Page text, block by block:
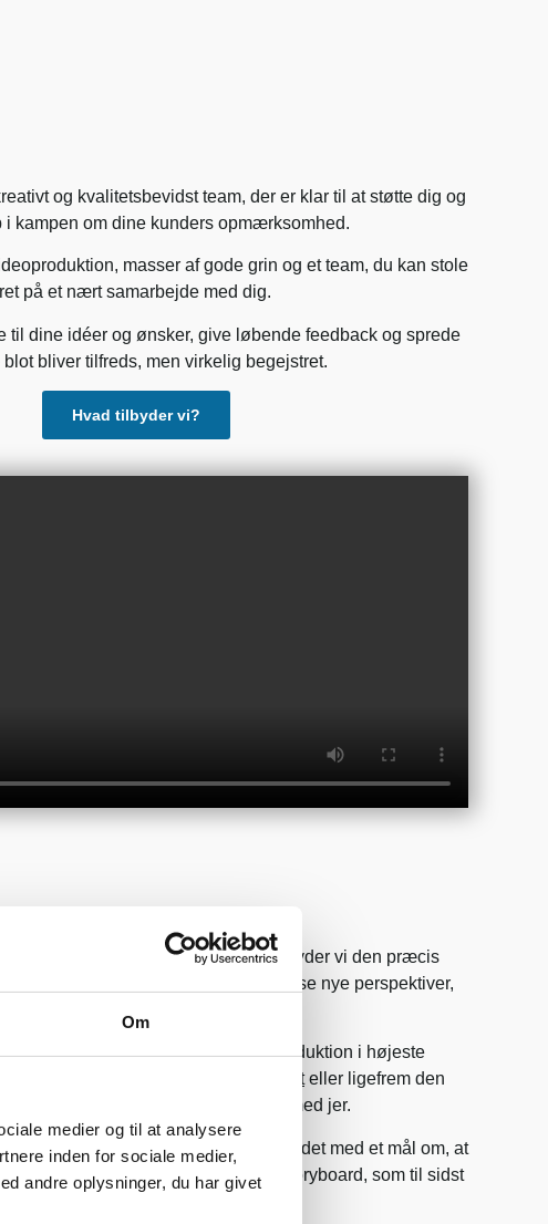
Om
medier og til at analysere
inden for sociale medier,
andre oplysninger, du har givet
og kvalitetsbevidst team, der er klar til at støtte dig og
i kampen om dine kunders opmærksomhed.
masser af gode grin og et team, du kan stole
på et nært samarbejde med dig.
til dine idéer og ønsker, give løbende feedback og sprede
bliver tilfreds, men virkelig begejstret.
Hvad tilbyder vi?
Slagelse og hele landet
har hjem midt i skønne Odense, tilbyder vi den præcis
Danmark. Vi elsker at komme ud og se nye perspektiver,
dig, der gerne vil have videoproduktion i højeste
højformateller ligefrem den
er vi altid klar på at arbejde sammen med jer.
men i stedet går vi til bordet med et mål om, at
udarbejde en idéliste og senere storyboard, som til sidst